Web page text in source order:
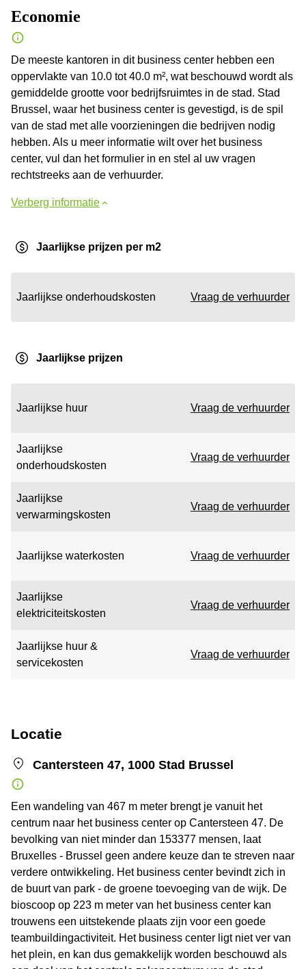
Economie
De meeste kantoren in dit business center hebben een
oppervlakte van 10.0 tot 40.0 m², wat beschouwd wordt als
gemiddelde grootte voor bedrijfsruimtes in de stad. Stad
Brussel, waar het business center is gevestigd, is de spil
van de stad met alle voorzieningen die bedrijven nodig
hebben. Als u meer informatie wilt over het business
center, vul dan het formulier in en stel al uw vragen
rechtstreeks aan de verhuurder.
Verberg informatie
Jaarlijkse prijzen per m2
Jaarlijkse onderhoudskosten Vraag de verhuurder
Jaarlijkse prijzen
Jaarlijkse huur Vraag de verhuurder
Jaarlijkse
onderhoudskosten
Vraag de verhuurder
Jaarlijkse
verwarmingskosten
Vraag de verhuurder
Jaarlijkse waterkosten Vraag de verhuurder
Jaarlijkse
elektriciteitskosten
Vraag de verhuurder
Jaarlijkse huur &
servicekosten
Vraag de verhuurder
Locatie
Cantersteen 47, 1000 Stad Brussel
Een wandeling van 467 m meter brengt je vanuit het
centrum naar het business center op Cantersteen 47. De
bevolking van niet minder dan 153377 mensen, laat
Bruxelles - Brussel geen andere keuze dan te streven naar
verdere ontwikkeling. Het business center bevindt zich in
de buurt van park - de groene toevoeging van de wijk. De
bioscoop op 223 m meter van het business center kan
trouwens een uitstekende plaats zijn voor een goede
teambuildingactiviteit. Het business center ligt niet ver van
het plein, en kan dus gemakkelijk worden beschouwd als